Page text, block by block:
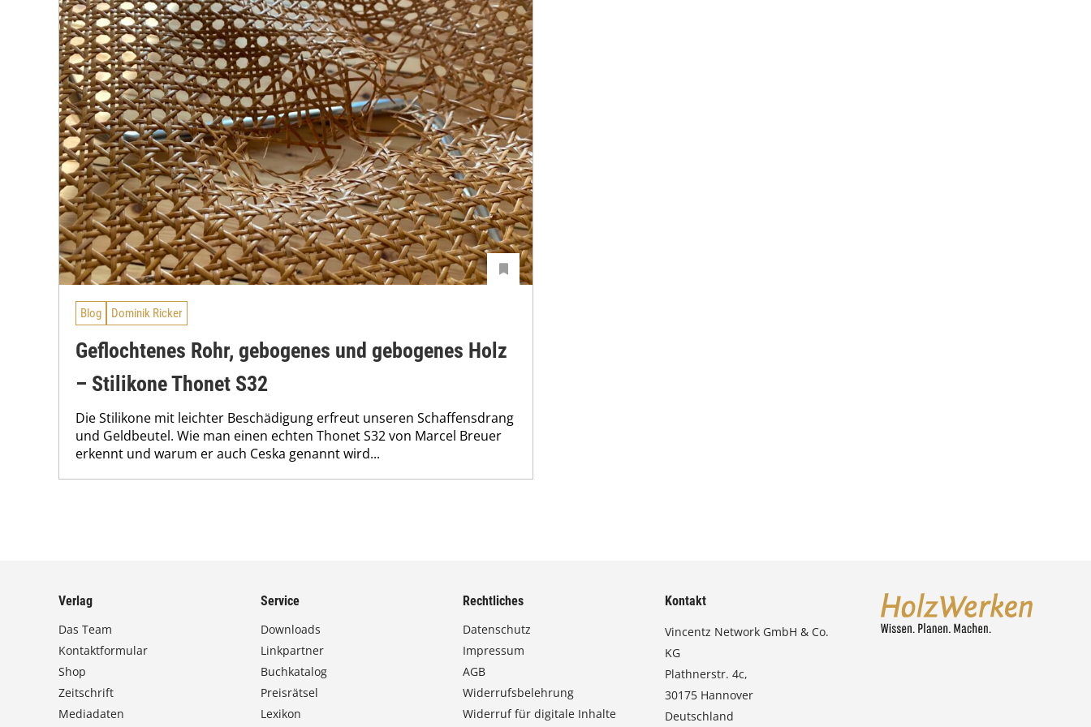
Blog Dominik Ricker
Geflochtenes Rohr, gebogenes und gebogenes Holz
– Stilikone Thonet S32
Die Stilikone mit leichter Beschädigung erfreut unseren Schaffensdrang
und Geldbeutel. Wie man einen echten Thonet S32 von Marcel Breuer
erkennt und warum er auch Ceska genannt wird...
Verlag
Das Team
Kontaktformular
Shop
Zeitschrift
Mediadaten
Service
Downloads
Linkpartner
Buchkatalog
Preisrätsel
Lexikon
Rechtliches
Datenschutz
Impressum
AGB
Widerrufsbelehrung
Widerruf für digitale Inhalte
Kontakt
Vincentz Network GmbH & Co.
KG
Plathnerstr. 4c,
30175 Hannover
Deutschland